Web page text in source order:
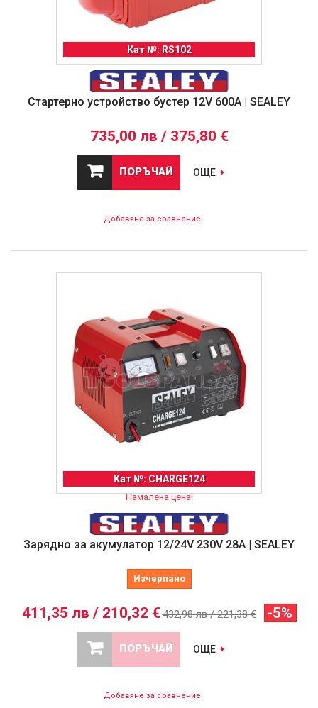
Кат №: RS102
Стартерно устройство бустер 12V 600A | SEALEY
735,00 лв / 375,80 €
ПОРЪЧАЙ ОЩЕ
Добавяне за сравнение
Кат №: CHARGE124
Намалена цена!
Зарядно за акумулатор 12/24V 230V 28A | SEALEY
Изчерпано
411,35 лв / 210,32 €432,98 лв / 221,38 € -5%
ПОРЪЧАЙ ОЩЕ
Добавяне за сравнение